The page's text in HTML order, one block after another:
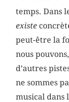
temps. Dans
existe
peut-être la
nous
d’autres
ne sommes
musical dans